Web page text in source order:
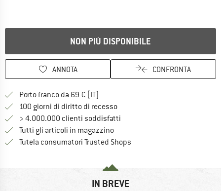
NON PIÙ DISPONIBILE
ANNOTA CONFRONTA
Porto franco da 69 € (IT)
100 giorni di diritto di recessoVai alla politica di recesso qui
> 4.000.000 clienti soddisfatti
Tutti gli articoli in magazzino
Tutela consumatori Trusted Shops
IN BREVE